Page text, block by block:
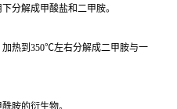
分解成甲酸盐和二甲胺。
热到350℃左右分解成二甲胺与一